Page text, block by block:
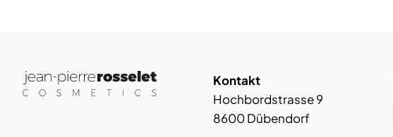
Kontakt
Hochbordstrasse 9
8600 Dübendorf